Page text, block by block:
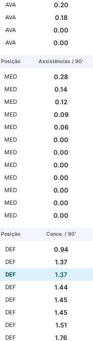
AVA
0.20
AVA
0.18
AVA
0.00
AVA 0.00
Posição Assistências / 90'
MED
0.28
MED
0.14
MED
0.12
MED
0.09
MED
0.06
MED
0.00
MED
0.00
MED
0.00
MED
0.00
MED
0.00
MED
0.00
MED 0.00
Posição Conce. / 90'
DEF
0.94
DEF
1.37
DEF
1.37
DEF
1.44
DEF
1.45
DEF
1.45
DEF
1.51
DEF 1.76